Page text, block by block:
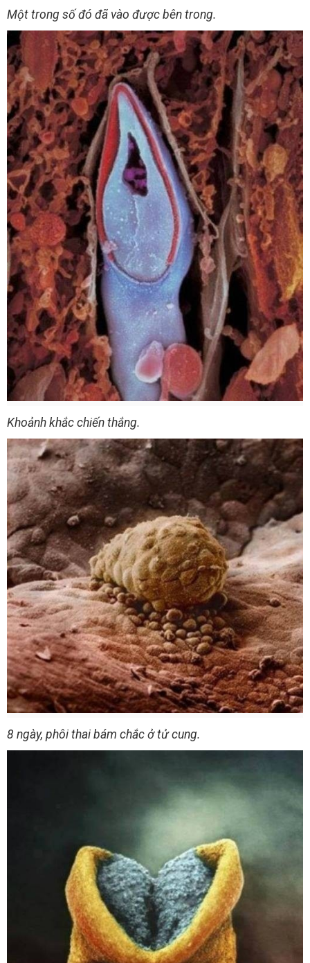
Một trong số đó đã vào được bên trong.
Khoảnh khắc chiến thắng.
8 ngày, phôi thai bám chắc ở tử cung.